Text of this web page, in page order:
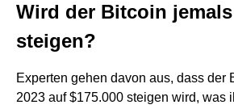
Wird der Bitcoin
steigen?
Experten gehen davon aus, dass der
2023 auf $175.000 steigen wird, was